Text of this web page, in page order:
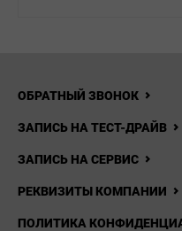
ОБРАТНЫЙ ЗВОНОК
ЗАПИСЬ НА ТЕСТ-ДРАЙВ
ЗАПИСЬ НА СЕРВИС
РЕКВИЗИТЫ КОМПАНИИ
ПОЛИТИКА